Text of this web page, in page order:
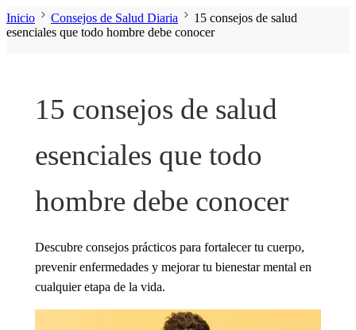
Inicio Consejos de Salud Diaria
15 consejos de salud
esenciales que todo hombre debe conocer
15 consejos de salud
esenciales que todo
hombre debe conocer
Descubre consejos prácticos para fortalecer tu cuerpo,
prevenir enfermedades y mejorar tu bienestar mental en
cualquier etapa de la vida.